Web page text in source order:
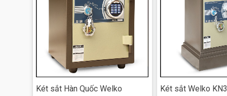
Két sắt Hàn Quốc Welko
Két sắt Welko